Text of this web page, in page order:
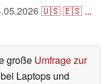
🇺🇸🇪🇸 ...
große Umfrage zur
Laptops und